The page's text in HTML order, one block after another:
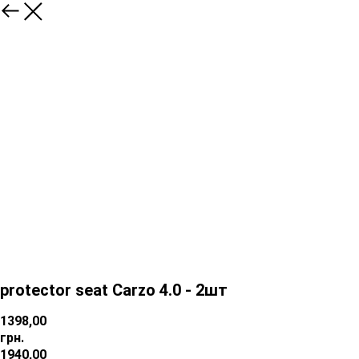
protector seat Carzo 4.0 - 2шт
1398,00
грн.
1940,00